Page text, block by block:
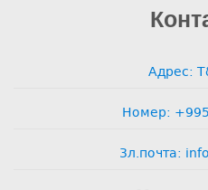
Адрес:
Номер:
Зл.почта: